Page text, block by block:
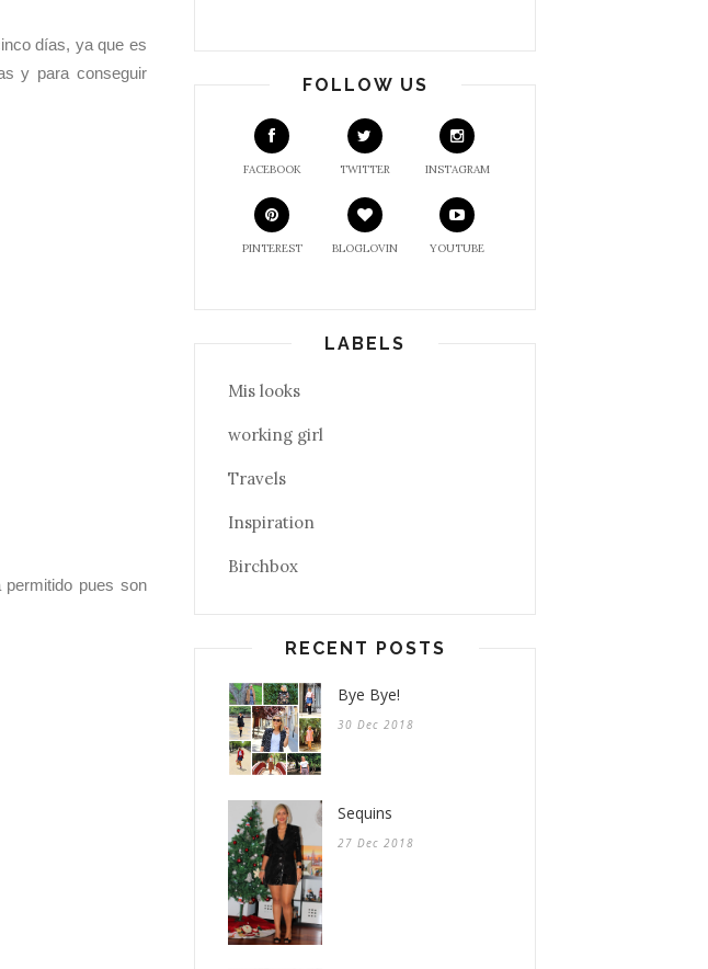
días, ya que es
y para conseguir
pues son
FOLLOW US
FACEBOOK TWITTER INSTAGRAM
PINTEREST BLOGLOVIN YOUTUBE
LABELS
Mis looks
working girl
Travels
Inspiration
Birchbox
RECENT POSTS
Bye Bye!
30 Dec 2018
Sequins
27 Dec 2018